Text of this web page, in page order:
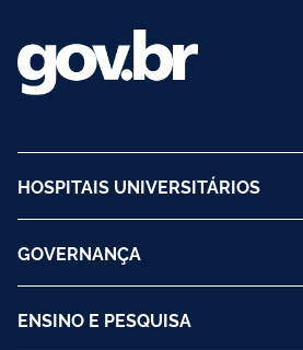
HOSPITAIS UNIVERSITÁRIOS
GOVERNANÇA
ENSINO E PESQUISA